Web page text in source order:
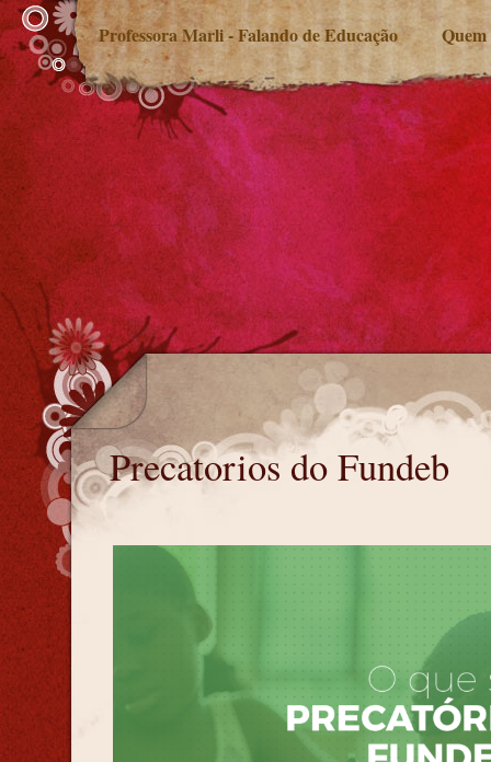
Professora Marli - Falando de Educação Quem
Precatorios do Fundeb
Precatorios do Fundeb